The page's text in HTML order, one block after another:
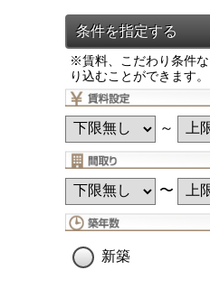
※賃料、こだわり条件
り込むことができます。
～
〜
新築